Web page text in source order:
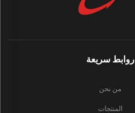
روابط سريعة
من نحن
المنتجات